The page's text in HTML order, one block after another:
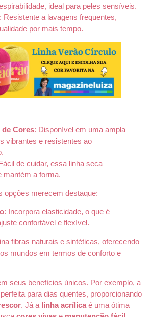
ideal para peles sensíveis.
: Resistente a lavagens frequentes,
por mais tempo.
de Cores: Disponível em uma ampla
vibrantes e resistentes ao
de cuidar, essa linha seca
mantém a forma.
opções merecem destaque:
: Incorpora elasticidade, o que é
confortável e flexível.
fibras naturais e sintéticas, oferecendo
mundos em termos de conforto e
seus benefícios únicos. Por exemplo, a
para dias quentes, proporcionando
. Já a linha acrílica é uma ótima